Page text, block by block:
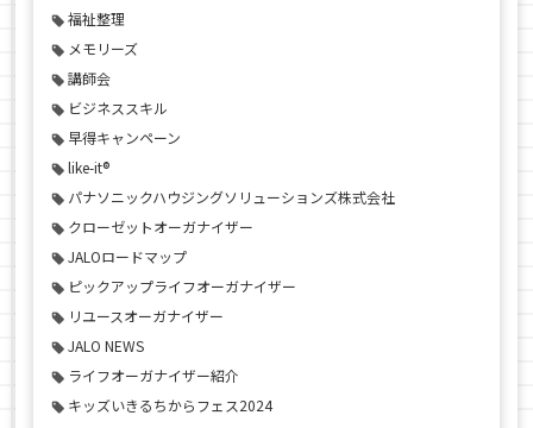
福祉整理
メモリーズ
講師会
ビジネススキル
早得キャンペーン
like-it®
パナソニックハウジングソリューションズ株式会社
クローゼットオーガナイザー
JALOロードマップ
ピックアップライフオーガナイザー
リユースオーガナイザー
JALO NEWS
ライフオーガナイザー紹介
キッズいきるちからフェス2024